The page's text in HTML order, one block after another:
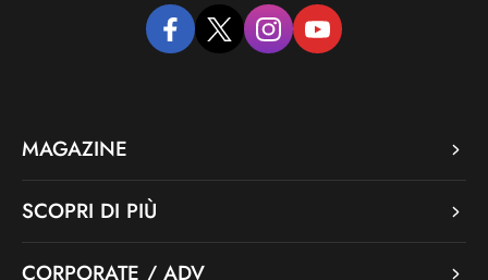
facebooktwitter instagramyoutube
MAGAZINE
SCOPRI DI PIÙ
CORPORATE / ADV